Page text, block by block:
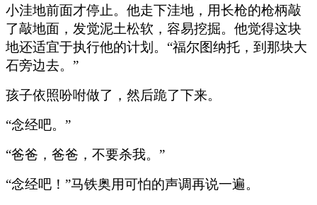
小洼地前面才停止。他走下洼地，用长枪的枪柄敲
了敲地面，发觉泥土松软，容易挖掘。他觉得这块
地还适宜于执行他的计划。“福尔图纳托，到那块大
石旁边去。”
孩子依照吩咐做了，然后跪了下来。
“念经吧。”
“爸爸，爸爸，不要杀我。”
“念经吧！”马铁奥用可怕的声调再说一遍。